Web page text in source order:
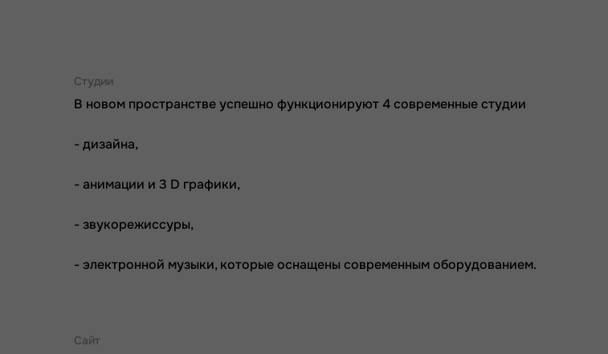
Студии
В новом пространстве успешно функционируют 4 современные студии
- дизайна,
- анимации и 3 D графики,
- звукорежиссуры,
- электронной музыки, которые оснащены современным оборудованием.
Сайт